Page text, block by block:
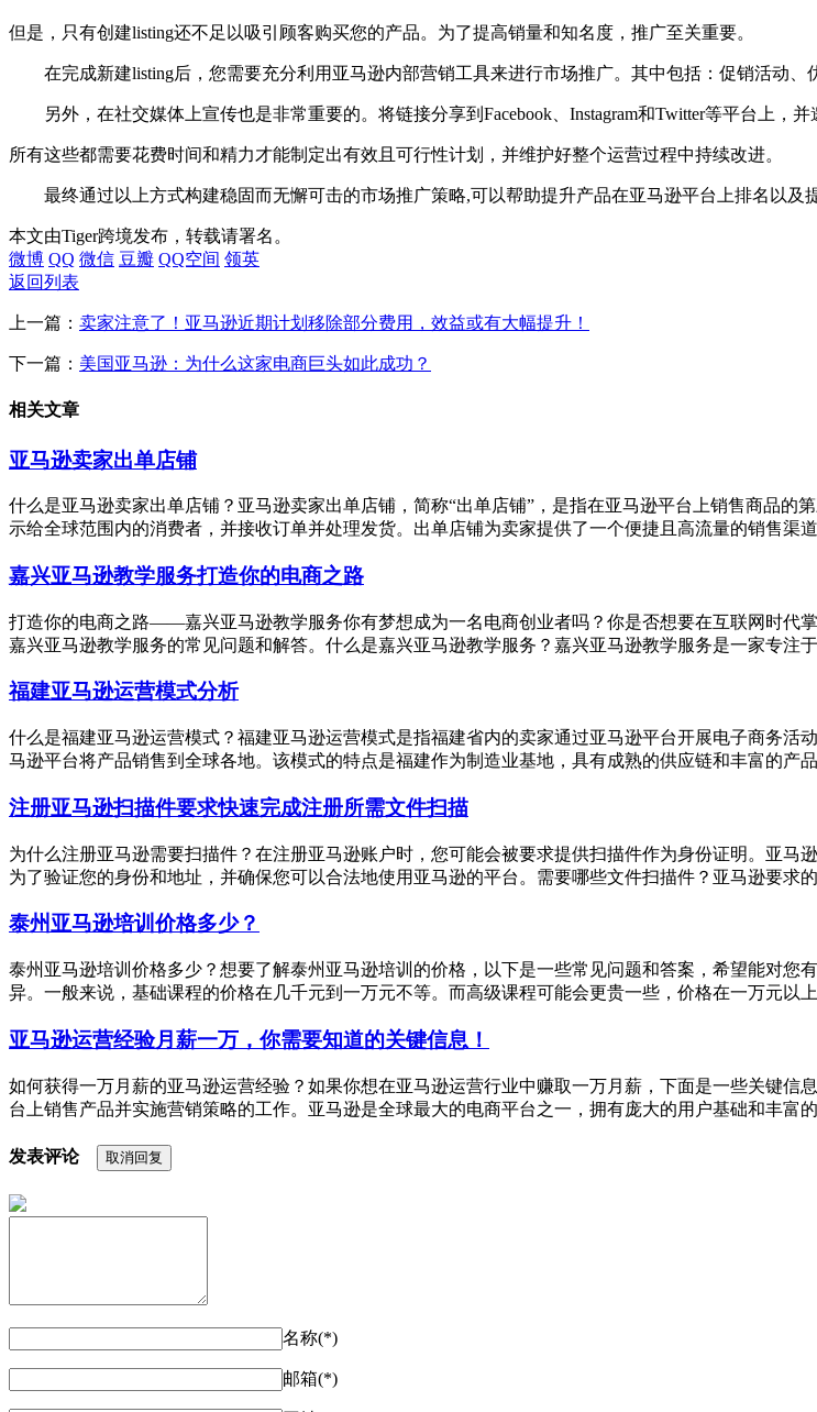
但是，只有创建listing还不足以吸引顾客购买您的产品。为了提高销量和知名度，推广至关重要。
在完成新建listing后，您需要充分利用亚马逊内部营销工具来进行市场推广。其中包括：促销活动、
另外，在社交媒体上宣传也是非常重要的。将链接分享到Facebook、Instagram和Twitter等平台上，
所有这些都需要花费时间和精力才能制定出有效且可行性计划，并维护好整个运营过程中持续改进。
最终通过以上方式构建稳固而无懈可击的市场推广策略,可以帮助提升产品在亚马逊平台上排名以及
本文由Tiger跨境发布，转载请署名。
微博 QQ 微信 豆瓣 QQ空间 领英
返回列表
上一篇： 卖家注意了！亚马逊近期计划移除部分费用，效益或有大幅提升！
下一篇： 美国亚马逊：为什么这家电商巨头如此成功？
相关文章
亚马逊卖家出单店铺
什么是亚马逊卖家出单店铺？亚马逊卖家出单店铺，简称“出单店铺”，是指在亚马逊平台上销售商品
示给全球范围内的消费者，并接收订单并处理发货。出单店铺为卖家提供了一个便捷且高流量的销售渠
嘉兴亚马逊教学服务打造你的电商之路
打造你的电商之路——嘉兴亚马逊教学服务你有梦想成为一名电商创业者吗？你是否想要在互联网时代
嘉兴亚马逊教学服务的常见问题和解答。什么是嘉兴亚马逊教学服务？嘉兴亚马逊教学服务是一家专注
福建亚马逊运营模式分析
什么是福建亚马逊运营模式？福建亚马逊运营模式是指福建省内的卖家通过亚马逊平台开展电子商务
马逊平台将产品销售到全球各地。该模式的特点是福建作为制造业基地，具有成熟的供应链和丰富的产
注册亚马逊扫描件要求快速完成注册所需文件扫描
为什么注册亚马逊需要扫描件？在注册亚马逊账户时，您可能会被要求提供扫描件作为身份证明。亚
为了验证您的身份和地址，并确保您可以合法地使用亚马逊的平台。需要哪些文件扫描件？亚马逊要求
泰州亚马逊培训价格多少？
泰州亚马逊培训价格多少？想要了解泰州亚马逊培训的价格，以下是一些常见问题和答案，希望能对
异。一般来说，基础课程的价格在几千元到一万元不等。而高级课程可能会更贵一些，价格在一万元以
亚马逊运营经验月薪一万，你需要知道的关键信息！
如何获得一万月薪的亚马逊运营经验？如果你想在亚马逊运营行业中赚取一万月薪，下面是一些关键
台上销售产品并实施营销策略的工作。亚马逊是全球最大的电商平台之一，拥有庞大的用户基础和丰富
发表评论 取消回复
名称(*)
邮箱(*)